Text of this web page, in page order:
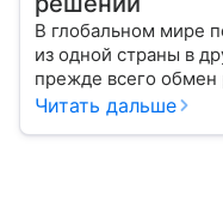
В глобальном мире
из одной страны в
прежде всего обмен
культурой. В статье
Читать дальше